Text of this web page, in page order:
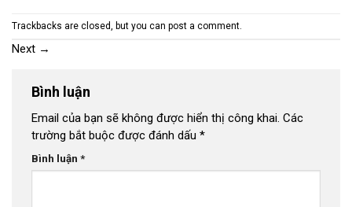
Trackbacks are closed, but you can post a comment.
Next →
Bình luận
Email của bạn sẽ không được hiển thị công khai. Các
trường bắt buộc được đánh dấu *
Bình luận *